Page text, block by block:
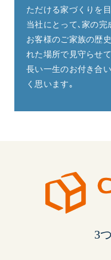
ただける家づくりを
当社にとって､家の完
お客様のご家族の歴
れた場所で見守らせ
長い一生のお付き合
く思います｡
3